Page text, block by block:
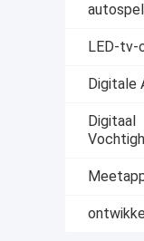
LED-tv-
Digitale
Digitaal